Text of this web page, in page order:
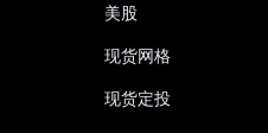
美股
现货网格
现货定投